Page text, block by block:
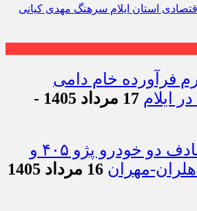
استان ایلام سرهنگ مهدی کیانی
کیلوگرم فرآورده خام دامی
ایلام
17 مرداد 1405 -
۳ مصدوم در تصادف دو خودرو پژو ۴۰۵ و
مهران
16 مرداد 1405